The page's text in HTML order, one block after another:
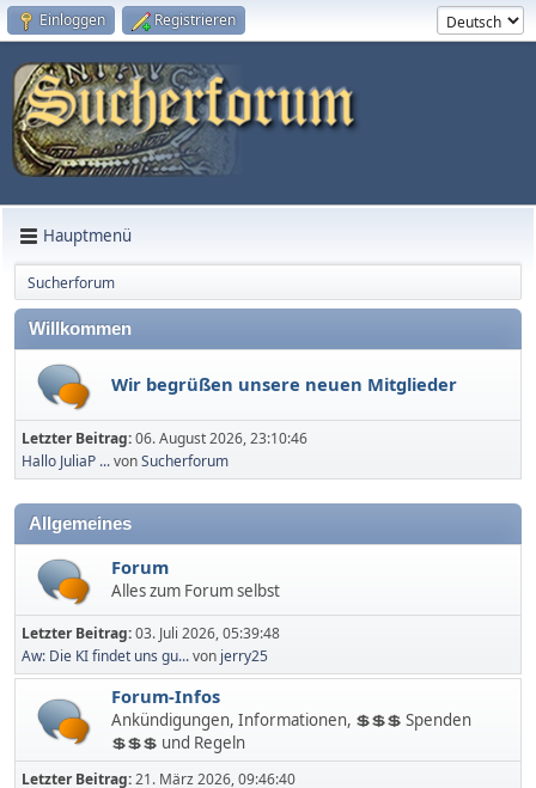
Einloggen Registrieren
Hauptmenü
Sucherforum
Willkommen
Wir begrüßen unsere neuen Mitglieder
Letzter Beitrag:06. August 2026, 23:10:46
Hallo JuliaP ...vonSucherforum
Allgemeines
Forum
Alles zum Forum selbst
Letzter Beitrag:03. Juli 2026, 05:39:48
Aw: Die KI findet uns gu...von jerry25
Forum-Infos
Ankündigungen, Informationen, 💲💲💲 Spenden
💲💲💲 und Regeln
Letzter Beitrag:21. März 2026, 09:46:40